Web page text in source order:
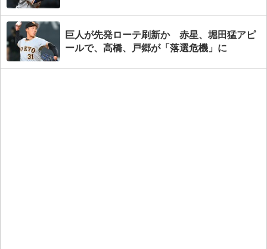
巨人が先発ローテ刷新か 赤星、堀田猛アピ
ールで、高橋、戸郷が「落選危機」に